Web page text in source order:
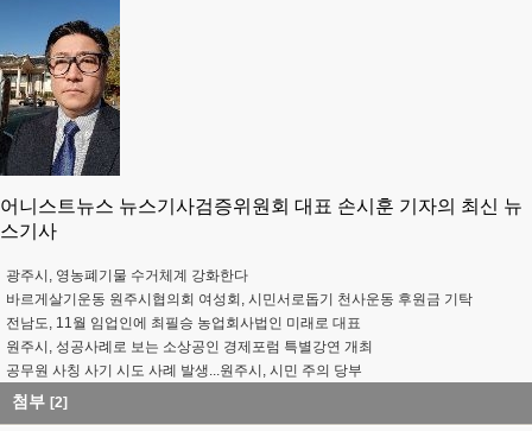
어니스트뉴스 뉴스기사검증위원회 대표 손시훈 기자의 최신 뉴
스기사
광주시, 영농폐기물 수거체계 강화한다
바르게살기운동 원주시협의회 여성회, 시민서로돕기 천사운동 후원금 기탁
전남도, 11월 임업인에 최필승 농업회사법인 미래로 대표
원주시, 성공사례로 보는 소상공인 경제포럼 특별강연 개최
공무원 사칭 사기 시도 사례 발생...원주시, 시민 주의 당부
첨부 [2]